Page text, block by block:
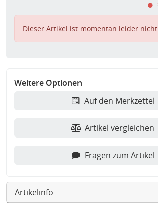
Dieser Artikel ist momentan leider
Weitere Optionen
Auf den Merkzettel
Artikel vergleichen
Fragen zum Artikel
Artikelinfo